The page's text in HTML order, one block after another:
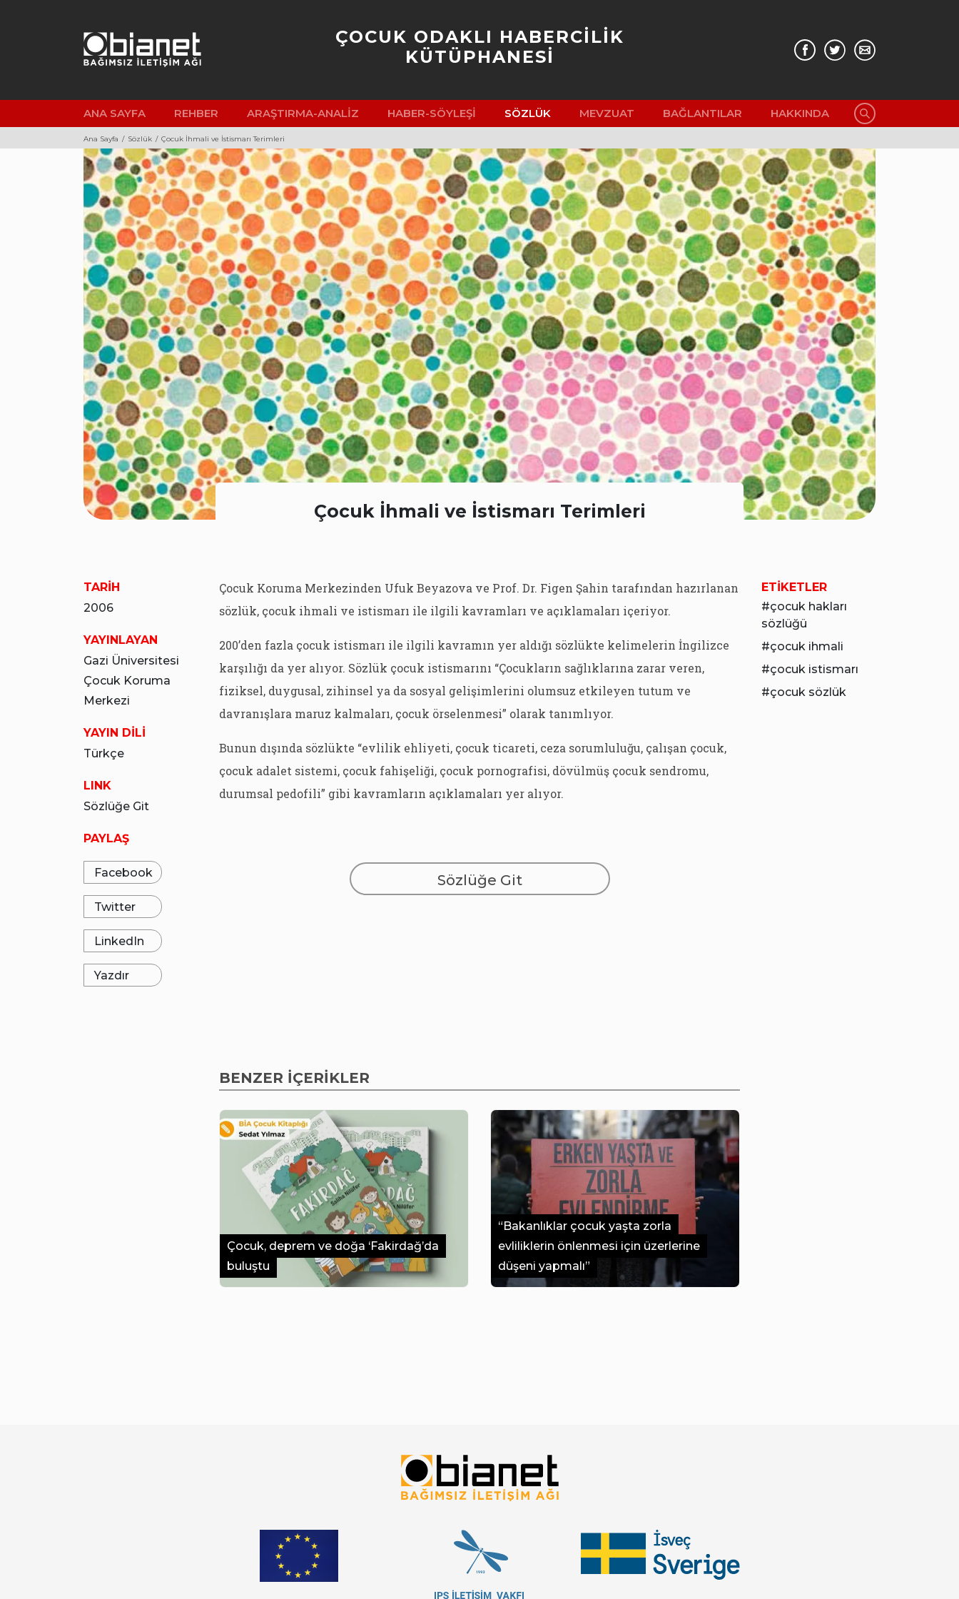
ÇOCUK ODAKLI HABERCİLİK
KÜTÜPHANESİ
ANA SAYFA REHBER ARAŞTIRMA-ANALIZ HABER-SÖYLEŞI SÖZLÜK MEVZUAT BAĞLANTILAR HAKKINDA
Ana Sayfa Sözlük Çocuk İhmali ve İstismarı Terimleri
Çocuk İhmali ve İstismarı Terimleri
TARİH
2006
YAYINLAYAN
Gazi Üniversitesi
Çocuk Koruma
Merkezi
YAYIN DİLİ
Türkçe
LINK
Sözlüğe Git
PAYLAŞ
Facebook
Twitter
LinkedIn
Yazdır
Çocuk Koruma Merkezinden Ufuk Beyazova ve Prof. Dr. Figen Şahin tarafından hazırlanan
sözlük, çocuk ihmali ve istismarı ile ilgili kavramları ve açıklamaları içeriyor.
200’den fazla çocuk istismarı ile ilgili kavramın yer aldığı sözlükte kelimelerin İngilizce
karşılığı da yer alıyor. Sözlük çocuk istismarını “Çocukların sağlıklarına zarar veren,
fiziksel, duygusal, zihinsel ya da sosyal gelişimlerini olumsuz etkileyen tutum ve
davranışlara maruz kalmaları, çocuk örselenmesi” olarak tanımlıyor.
Bunun dışında sözlükte “evlilik ehliyeti, çocuk ticareti, ceza sorumluluğu, çalışan çocuk,
çocuk adalet sistemi, çocuk fahişeliği, çocuk pornografisi, dövülmüş çocuk sendromu,
durumsal pedofili” gibi kavramların açıklamaları yer alıyor.
Sözlüğe Git
ETIKETLER
çocuk hakları
sözlüğü
çocuk ihmali
çocuk istismarı
çocuk sözlük
BENZER İÇERİKLER
Çocuk, deprem ve doğa ‘Fakirdağ’da
buluştu
“Bakanlıklar çocuk yaşta zorla
evliliklerin önlenmesi için üzerlerine
düşeni yapmalı”